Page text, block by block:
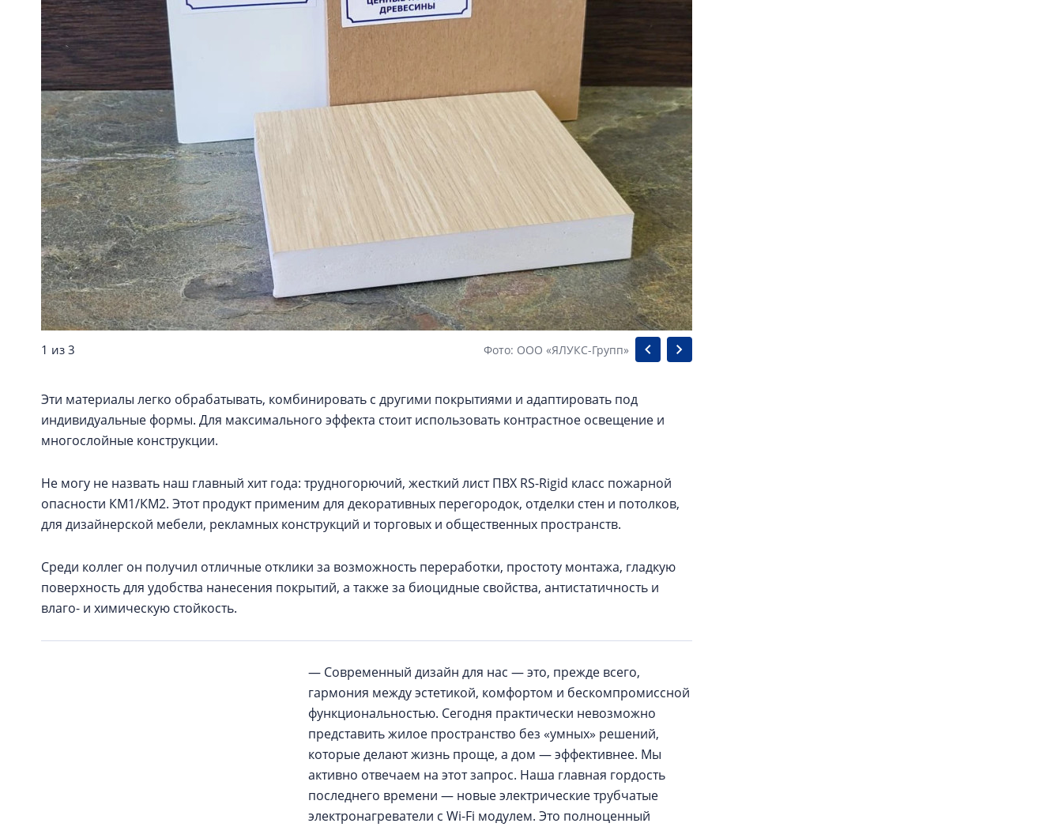
1 из 3 Фото: ООО «ЯЛУКС-Групп»
Эти материалы легко обрабатывать, комбинировать с другими покрытиями и адаптировать под
индивидуальные формы. Для максимального эффекта стоит использовать контрастное освещение и
многослойные конструкции.
Не могу не назвать наш главный хит года: трудногорючий, жесткий лист ПВХ RS-Rigid класс пожарной
опасности КМ1/КМ2. Этот продукт применим для декоративных перегородок, отделки стен и потолков,
для дизайнерской мебели, рекламных конструкций и торговых и общественных пространств.
Среди коллег он получил отличные отклики за возможность переработки, простоту монтажа, гладкую
поверхность для удобства нанесения покрытий, а также за биоцидные свойства, антистатичность и
влаго- и химическую стойкость.
— Современный дизайн для нас — это, прежде всего,
гармония между эстетикой, комфортом и бескомпромиссной
функциональностью. Сегодня практически невозможно
представить жилое пространство без «умных» решений,
которые делают жизнь проще, а дом — эффективнее. Мы
активно отвечаем на этот запрос. Наша главная гордость
последнего времени — новые электрические трубчатые
электронагреватели с Wi-Fi модулем. Это полноценный